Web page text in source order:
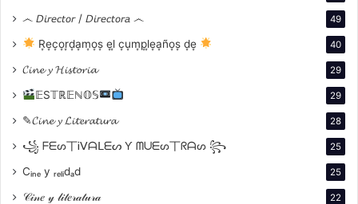
෴ 𝘋𝘪𝘳𝘦𝘤𝘵𝘰𝘳 / 𝘋𝘪𝘳𝘦𝘤𝘵𝘰𝘳𝘢 ෴ 49
R͙e͙c͙o͙r͙d͙a͙m͙o͙s͙ e͙l͙ c͙u͙m͙p͙l͙e͙a͙ño͙s͙ d͙e͙ 40
𝓒𝓲𝓷𝓮 𝔂 𝓗𝓲𝓼𝓽𝓸𝓻𝓲𝓪 29
𝔼S𝕋ℝ𝔼ℕ𝕆𝕊 29
✎𝓒𝓲𝓷𝓮 𝔂 𝓛𝓲𝓽𝓮𝓻𝓪𝓽𝓾𝓻𝓪 28
꧁ ᖴᗴᔕ丅Ꭵᐯᗩᒪᗴᔕ Ƴ ᗰᑌᗴᔕ丅ᖇᗩᔕ ꧂ 25
Cᵢₙₑ y ᵣₑₗᵢdₐd 25
𝒞𝒾𝓃𝑒 𝓎 𝓁𝒾𝓉𝑒𝓇𝒶𝓉𝓊𝓇𝒶 22